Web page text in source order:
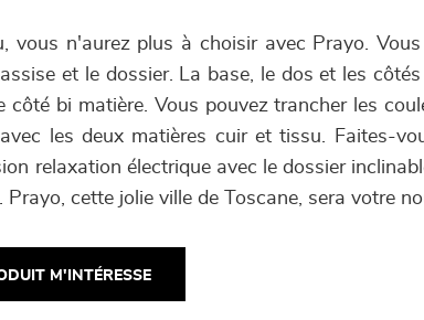
vous n'aurez plus à choisir avec Prayo.
et le dossier. La base, le dos et les
côté bi matière. Vous pouvez trancher les
les deux matières cuir et tissu. Faites-
relaxation électrique avec le dossier
Prayo, cette jolie ville de Toscane, sera votre
M'INTÉRESSE